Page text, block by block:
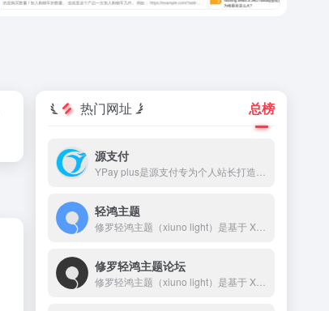
热门网址 总榜
源支付
轻鸿主题
修罗轻鸿主题论坛